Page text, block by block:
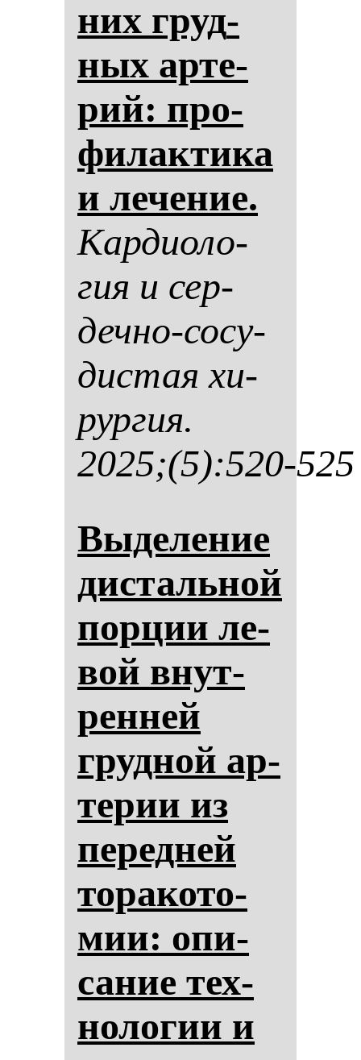
них груд­
ных ар­те­
рий: про­
фи­лак­ти­ка
и ле­че­ние.
Кар­ди­оло­
гия и сер­
деч­но-со­су­
дис­тая хи­
рур­гия.
2025;(5):520-525
Вы­де­ле­ние
дис­таль­ной
пор­ции ле­
вой внут­
рен­ней
груд­ной ар­
те­рии из
пе­ред­ней
то­ра­ко­то­
мии: опи­
са­ние тех­
но­ло­гии и